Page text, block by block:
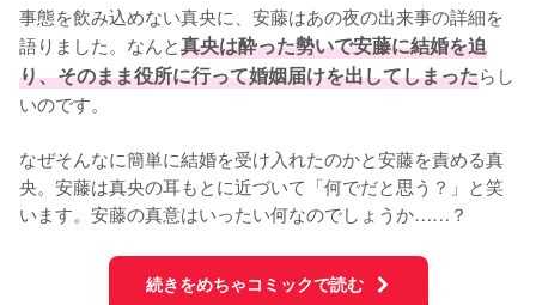
事態を飲み込めない真央に、安藤はあの夜の出来事の詳細を
語りました。なんと真央は酔った勢いで安藤に結婚を迫
り、そのまま役所に行って婚姻届けを出してしまったらし
いのです。
なぜそんなに簡単に結婚を受け入れたのかと安藤を責める真
央。安藤は真央の耳もとに近づいて「何でだと思う？」と笑
います。安藤の真意はいったい何なのでしょうか……？
続きをめちゃコミックで読む